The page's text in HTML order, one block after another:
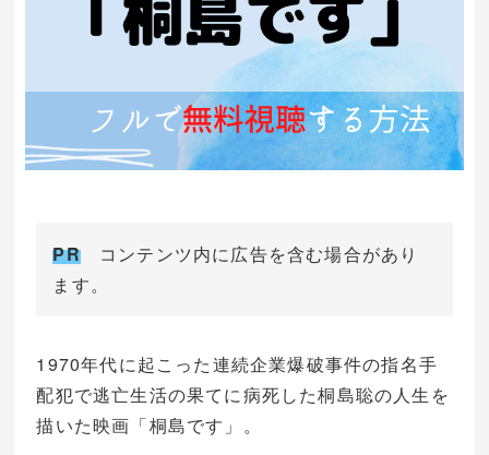
PRコンテンツ内に広告を含む場合があり
ます。
1970年代に起こった連続企業爆破事件の指名手
配犯で逃亡生活の果てに病死した桐島聡の人生を
描いた映画「桐島です」。